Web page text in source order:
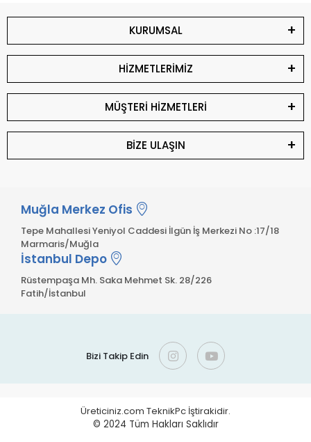
KURUMSAL
HİZMETLERİMİZ
MÜŞTERİ HİZMETLERİ
BİZE ULAŞIN
Muğla Merkez Ofis
Tepe Mahallesi Yeniyol Caddesi İlgün İş Merkezi No :17/18
Marmaris/Muğla
İstanbul Depo
Rüstempaşa Mh. Saka Mehmet Sk. 28/226
Fatih/İstanbul
Bizi Takip Edin
Üreticiniz.com TeknikPc İştirakidir.
© 2024 Tüm Hakları Saklıdır